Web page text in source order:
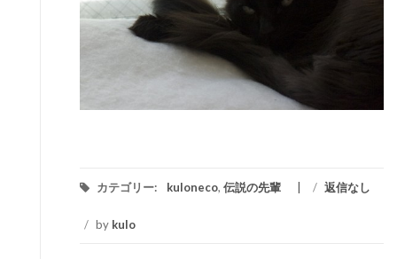
カテゴリー: kuloneco, 伝説の先輩 / 返信なし
/ by kulo